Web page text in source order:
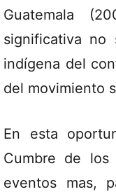
Guatemala
significativa no
indígena del
del movimiento
En esta
Cumbre de los
eventos mas,